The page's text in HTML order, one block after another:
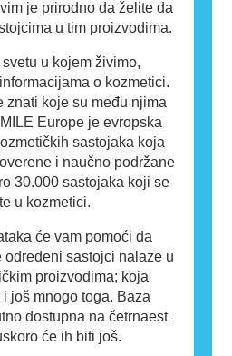
je prirodno da želite da
u tim proizvodima.
u kojem živimo,
o kozmetici.
znati koje su među njima
Europe je evropska
sastojaka koja
i naučno podržane
30.000 sastojaka koji se
u kozmetici.
će vam pomoći da
određeni sastojci nalaze u
proizvodima; koja
još mnogo toga. Baza
dostupna na četrnaest
će ih biti još.